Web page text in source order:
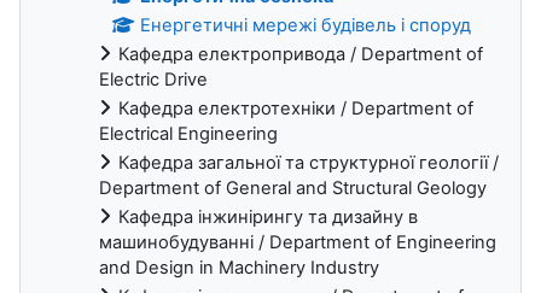
Енергетичні мережі будівель і споруд
Кафедра електропривода / Department of
Electric Drive
Кафедра електротехніки / Department of
Electrical Engineering
Кафедра загальної та структурної геології /
Department of General and Structural Geology
Кафедра інжинірингу та дизайну в
машинобудуванні / Department of Engineering
and Design in Machinery Industry